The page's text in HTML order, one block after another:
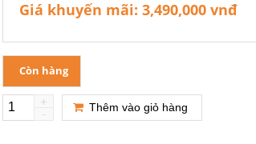
Giá khuyến mãi: 3,490,000 vnđ
Còn hàng
-
+ Thêm vào giỏ hàng